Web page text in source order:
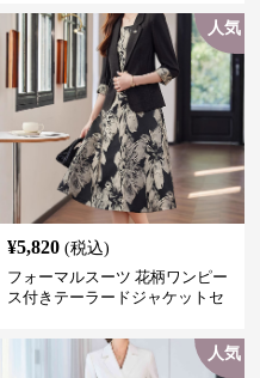
人気
¥5,820 (税込)
フォーマルスーツ 花柄ワンピー
ス付きテーラードジャケットセ
人気